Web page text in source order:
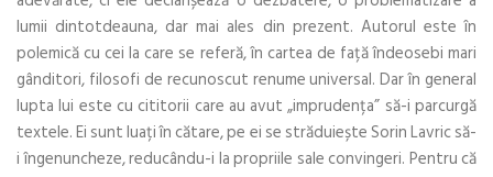
lumii dintotdeauna, dar mai ales din prezent. Autorul este în
polemică cu cei la care se referă, în cartea de față îndeosebi mari
gânditori, filosofi de recunoscut renume universal. Dar în general
lupta lui este cu cititorii care au avut „imprudența” să-i parcurgă
textele. Ei sunt luați în cătare, pe ei se străduiește Sorin Lavric să-
i îngenuncheze, reducându-i la propriile sale convingeri. Pentru că